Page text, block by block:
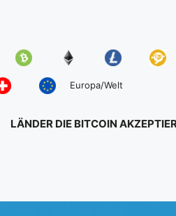
Europa/Welt
LÄNDER DIE BITCOIN